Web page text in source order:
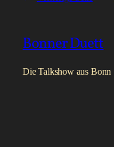
Bonner Duett
Die Talkshow aus Bonn